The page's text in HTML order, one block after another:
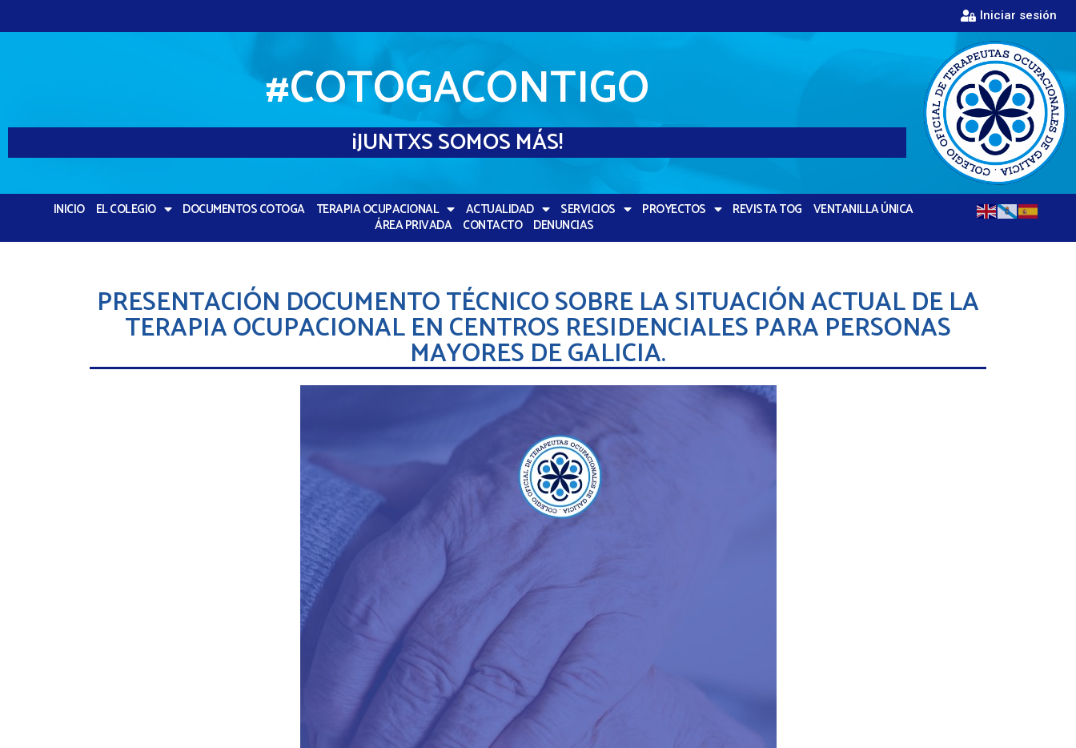
Iniciar sesión
#COTOGACONTIGO
¡JUNTXS SOMOS MÁS!
INICIO EL COLEGIO DOCUMENTOS COTOGA TERAPIA OCUPACIONAL ACTUALIDAD SERVICIOS PROYECTOS REVISTA TOG VENTANILLA ÚNICA
ÁREA PRIVADA CONTACTO DENUNCIAS
PRESENTACIÓN DOCUMENTO TÉCNICO SOBRE LA SITUACIÓN ACTUAL DE LA
TERAPIA OCUPACIONAL EN CENTROS RESIDENCIALES PARA PERSONAS
MAYORES DE GALICIA.